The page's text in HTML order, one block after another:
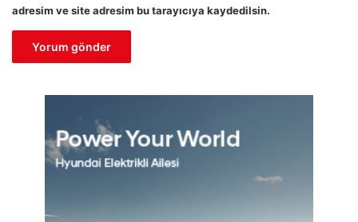
adresim ve site adresim bu tarayıcıya kaydedilsin.